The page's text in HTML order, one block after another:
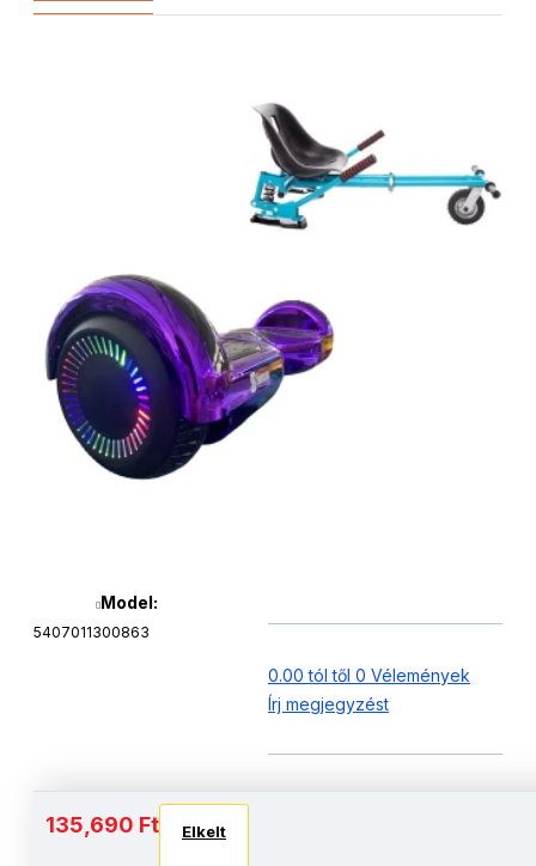
Model:
5407011300863
0.00 tól től 0 Vélemények
Írj megjegyzést
135,690 Ft Elkelt
Akkumulátor és autonómia